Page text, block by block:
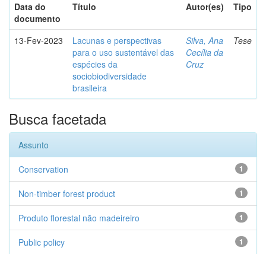
Data do
documento
Título Autor(es) Tipo
13-Fev-2023
Lacunas e perspectivas
para o uso sustentável das
espécies da
sociobiodiversidade
brasileira
Silva, Ana
Cecília da
Cruz
Tese
Busca facetada
Assunto
1
Conservation
1
Non-timber forest product
1
Produto florestal não madeireiro
1
Public policy